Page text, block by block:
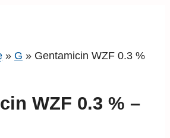
» G » Gentamicin WZF 0.3 %
WZF 0.3 % –